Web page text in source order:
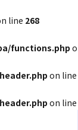
line 268
functions.php
on line
on line